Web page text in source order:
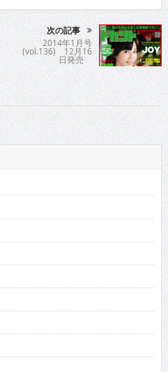
次の記事
2014年1月号
(vol.136) 12月16
日発売